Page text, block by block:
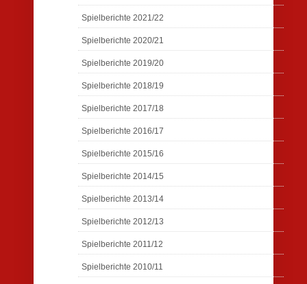
Spielberichte 2021/22
Spielberichte 2020/21
Spielberichte 2019/20
Spielberichte 2018/19
Spielberichte 2017/18
Spielberichte 2016/17
Spielberichte 2015/16
Spielberichte 2014/15
Spielberichte 2013/14
Spielberichte 2012/13
Spielberichte 2011/12
Spielberichte 2010/11